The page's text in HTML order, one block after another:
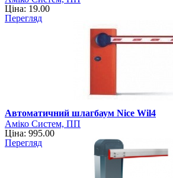
Ціна: 19.00
Перегляд
Автоматичний шлагбаум Nice Wil4
Аміко Систем, ПП
Ціна: 995.00
Перегляд